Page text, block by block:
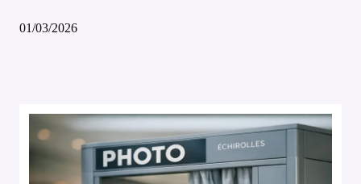
01/03/2026